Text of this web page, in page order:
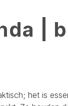
|
het is